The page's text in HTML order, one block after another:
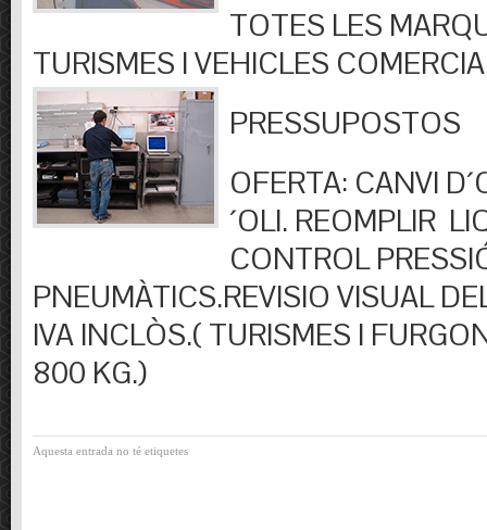
TOTES LES
TURISMES I VEHICLES
PRESSUPOSTOS
OFERTA: CANVI
´OLI. REOMPLIR
CONTROL
PNEUMÀTICS.REVISIO VISUAL
IVA INCLÒS.( TURISMES I
800 KG.)
Aquesta entrada no té etiquetes